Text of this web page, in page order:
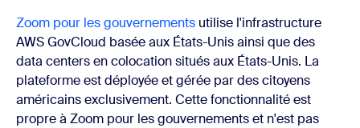
Zoom pour les gouvernements utilise l'infrastructure
AWS GovCloud basée aux États-Unis ainsi que des
data centers en colocation situés aux États-Unis. La
plateforme est déployée et gérée par des citoyens
américains exclusivement. Cette fonctionnalité est
propre à Zoom pour les gouvernements et n'est pas